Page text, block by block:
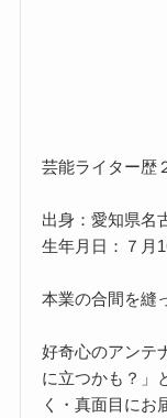
芸能ライター歴
出身：愛知県名
生年月日：７月
本業の合間を縫
好奇心のアンテ
に立つかも？」
く・真面目にお